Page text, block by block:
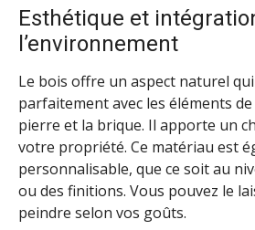
Esthétique et
l’environnement
Le bois offre un aspect naturel qui
parfaitement avec les éléments
pierre et la brique. Il apporte un
votre propriété. Ce matériau est
personnalisable, que ce soit au
ou des finitions. Vous pouvez le
peindre selon vos goûts.